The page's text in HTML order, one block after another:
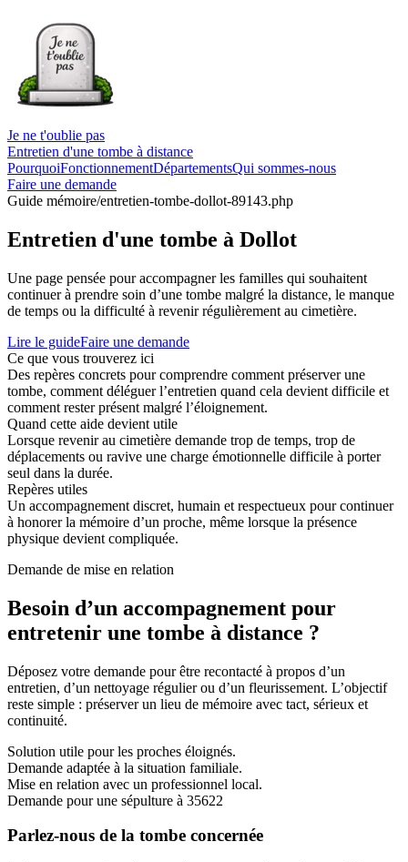
Je ne t'oublie pas
Entretien d'une tombe à distance
PourquoiFonctionnementDépartementsQui sommes-nous
Faire une demande
Guide mémoire/entretien-tombe-dollot-89143.php
Entretien d'une tombe à Dollot
Une page pensée pour accompagner les familles qui souhaitent
continuer à prendre soin d’une tombe malgré la distance, le manque
de temps ou la difficulté à revenir régulièrement au cimetière.
Lire le guideFaire une demande
Ce que vous trouverez ici
Des repères concrets pour comprendre comment préserver une
tombe, comment déléguer l’entretien quand cela devient difficile et
comment rester présent malgré l’éloignement.
Quand cette aide devient utile
Lorsque revenir au cimetière demande trop de temps, trop de
déplacements ou ravive une charge émotionnelle difficile à porter
seul dans la durée.
Repères utiles
Un accompagnement discret, humain et respectueux pour continuer
à honorer la mémoire d’un proche, même lorsque la présence
physique devient compliquée.
Demande de mise en relation
Besoin d’un accompagnement pour
entretenir une tombe à distance ?
Déposez votre demande pour être recontacté à propos d’un
entretien, d’un nettoyage régulier ou d’un fleurissement. L’objectif
reste simple : préserver un lieu de mémoire avec tact, sérieux et
continuité.
Solution utile pour les proches éloignés.
Demande adaptée à la situation familiale.
Mise en relation avec un professionnel local.
Demande pour une sépulture à 35622
Parlez-nous de la tombe concernée